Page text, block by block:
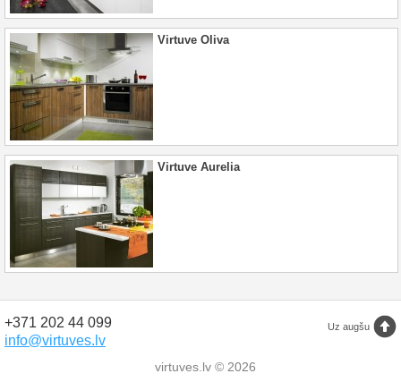
Virtuve Oliva
Virtuve Aurelia
Uz augšu
+371 202 44 099
info@virtuves.lv
virtuves.lv © 2026